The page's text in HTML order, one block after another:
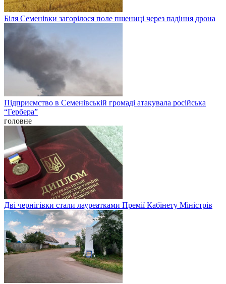
Біля Семенівки загорілося поле пшениці через падіння дрона
Підприємство в Семенівській громаді атакувала російська
“Гербера”
головне
Дві чернігівки стали лауреатками Премії Кабінету Міністрів